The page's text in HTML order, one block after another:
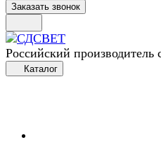
Заказать звонок
Российский производитель
Каталог